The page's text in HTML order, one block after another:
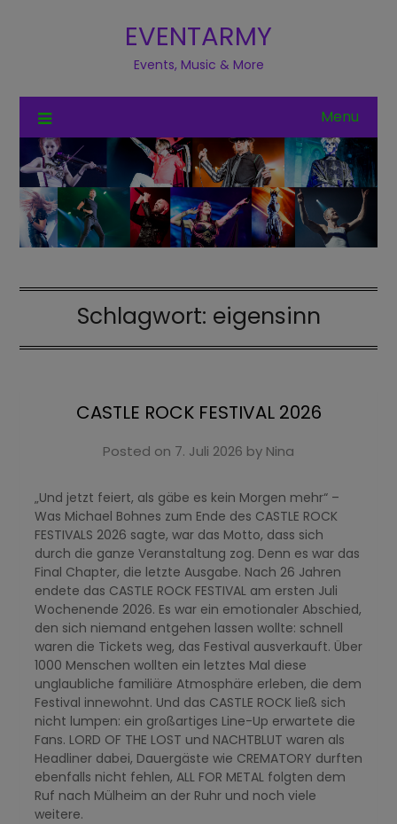
EVENTARMY
Events, Music & More
Menu
Schlagwort: eigensinn
CASTLE ROCK FESTIVAL 2026
Posted on 7. Juli 2026 by Nina
„Und jetzt feiert, als gäbe es kein Morgen mehr“ –
Was Michael Bohnes zum Ende des CASTLE ROCK
FESTIVALS 2026 sagte, war das Motto, dass sich
durch die ganze Veranstaltung zog. Denn es war das
Final Chapter, die letzte Ausgabe. Nach 26 Jahren
endete das CASTLE ROCK FESTIVAL am ersten Juli
Wochenende 2026. Es war ein emotionaler Abschied,
den sich niemand entgehen lassen wollte: schnell
waren die Tickets weg, das Festival ausverkauft. Über
1000 Menschen wollten ein letztes Mal diese
unglaubliche familiäre Atmosphäre erleben, die dem
Festival innewohnt. Und das CASTLE ROCK ließ sich
nicht lumpen: ein großartiges Line-Up erwartete die
Fans. LORD OF THE LOST und NACHTBLUT waren als
Headliner dabei, Dauergäste wie CREMATORY durften
ebenfalls nicht fehlen, ALL FOR METAL folgten dem
Ruf nach Mülheim an der Ruhr und noch viele
weitere.